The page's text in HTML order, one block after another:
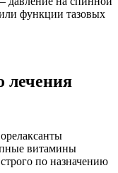
функции тазовых
лечения
витамины
по назначению